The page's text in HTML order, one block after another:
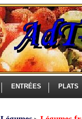
ENTRÉES PLATS